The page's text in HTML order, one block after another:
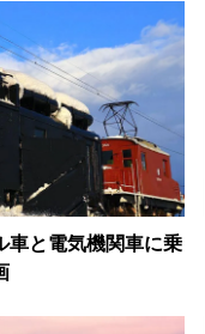
車と電気機関車に乗